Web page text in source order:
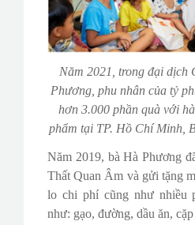
Năm 2021, trong đại dịch
Phương, phu nhân của tỷ
hơn 3.000 phần quà với
phẩm tại TP. Hồ Chí Minh,
Năm 2019, bà Hà Phương
Thất Quan Âm và gửi tặng
lo chi phí cũng như nhiều
như: gạo, đường, dầu ăn,